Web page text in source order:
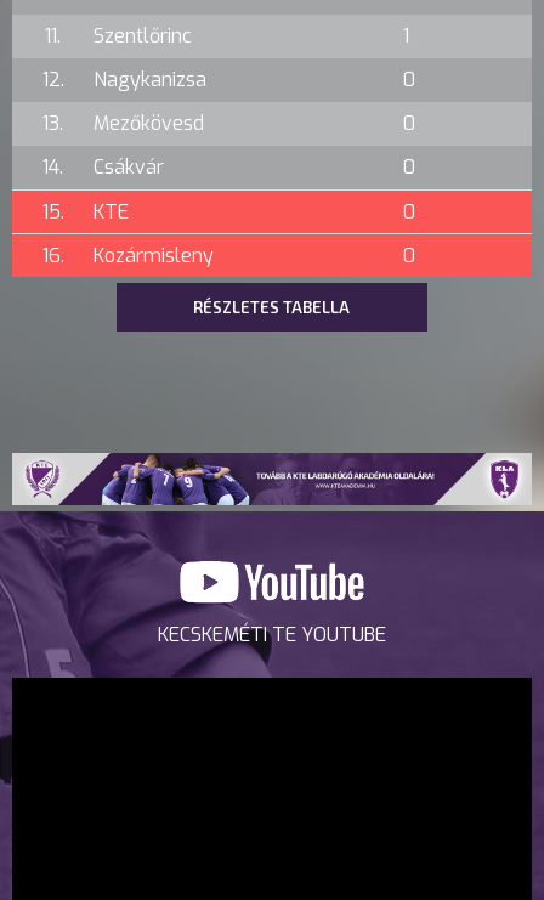
11.
Szentlőrinc
1
12.
Nagykanizsa
0
13.
Mezőkövesd
0
14.
Csákvár
0
15.
KTE
0
16.
Kozármisleny 0
RÉSZLETES TABELLA
KECSKEMÉTI TE YOUTUBE